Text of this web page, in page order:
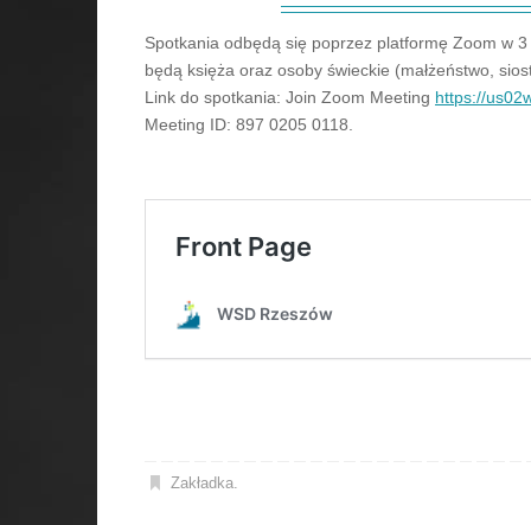
Spotkania odbędą się poprzez platformę Zoom w
będą księża oraz osoby świeckie (małżeństwo,
Link do spotkania: Join Zoom Meeting https://
Meeting ID: 897 0205 0118.
Zakładka.